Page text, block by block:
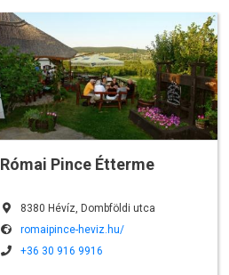
Római Pince Étterme
8380 Hévíz, Dombföldi utca
romaipince-heviz.hu/
+36 30 916 9916